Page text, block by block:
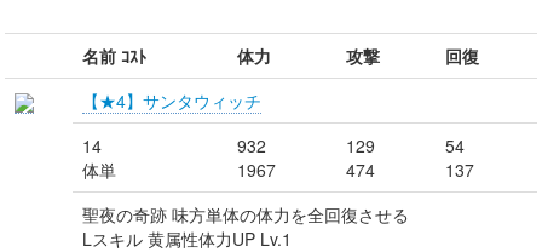
名前 ｺｽﾄ 体力 攻撃
回復
【★4】サンタウィッチ
14
体単
932
1967
129
474
54
137
聖夜の奇跡 味方単体の体力を全回復させる
Lスキル 黄属性体力UP Lv.1